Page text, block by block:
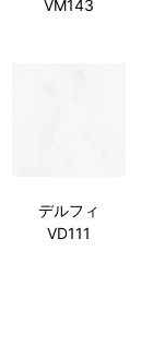
VM143
デルフィ
VD111